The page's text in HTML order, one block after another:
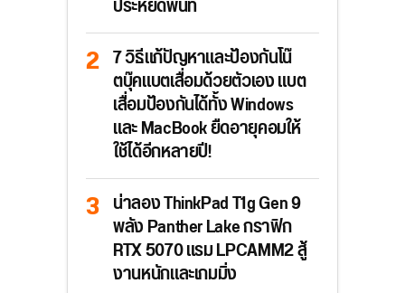
7 วิธีแก้ปัญหาและป้องกันโน๊
ตบุ๊คแบตเสื่อมด้วยตัวเอง แบต
เสื่อมป้องกันได้ทั้ง Windows
และ MacBook ยืดอายุคอมให้
ใช้ได้อีกหลายปี!
น่าลอง ThinkPad T1g Gen 9
พลัง Panther Lake กราฟิก
RTX 5070 แรม LPCAMM2 สู้
งานหนักและเกมมิ่ง